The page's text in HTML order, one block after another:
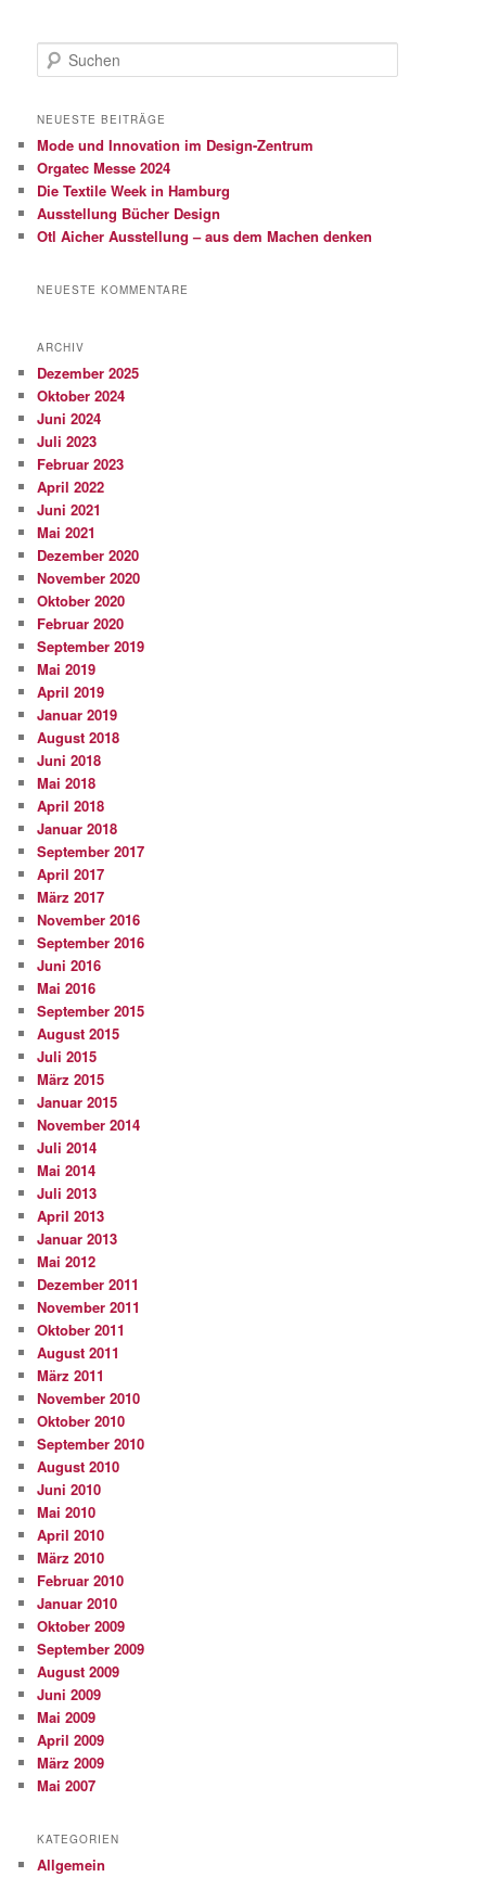
u
h
n
NEUESTE BEITRÄGE
Mode und Innovation im Design-Zentrum
Orgatec Messe 2024
Die Textile Week in Hamburg
Ausstellung Bücher Design
Otl Aicher Ausstellung – aus dem Machen denken
NEUESTE KOMMENTARE
ARCHIV
Dezember 2025
Oktober 2024
Juni 2024
Juli 2023
Februar 2023
April 2022
Juni 2021
Mai 2021
Dezember 2020
November 2020
Oktober 2020
Februar 2020
September 2019
Mai 2019
April 2019
Januar 2019
August 2018
Juni 2018
Mai 2018
April 2018
Januar 2018
September 2017
April 2017
März 2017
November 2016
September 2016
Juni 2016
Mai 2016
September 2015
August 2015
Juli 2015
März 2015
Januar 2015
November 2014
Juli 2014
Mai 2014
Juli 2013
April 2013
Januar 2013
Mai 2012
Dezember 2011
November 2011
Oktober 2011
August 2011
März 2011
November 2010
Oktober 2010
September 2010
August 2010
Juni 2010
Mai 2010
April 2010
März 2010
Februar 2010
Januar 2010
Oktober 2009
September 2009
August 2009
Juni 2009
Mai 2009
April 2009
März 2009
Mai 2007
KATEGORIEN
Allgemein